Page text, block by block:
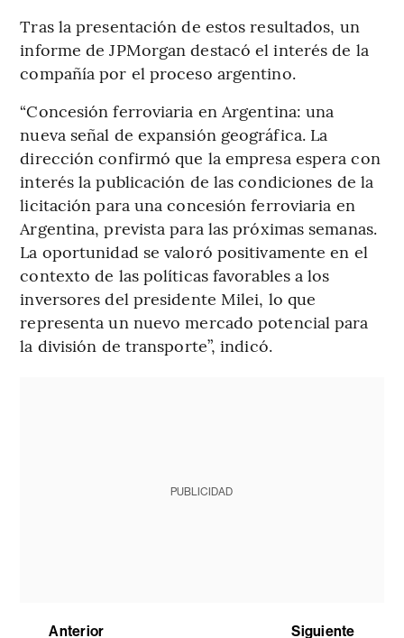
Tras la presentación de estos resultados, un
informe de JPMorgan destacó el interés de la
compañía por el proceso argentino.
“Concesión ferroviaria en Argentina: una
nueva señal de expansión geográfica. La
dirección confirmó que la empresa espera con
interés la publicación de las condiciones de la
licitación para una concesión ferroviaria en
Argentina, prevista para las próximas semanas.
La oportunidad se valoró positivamente en el
contexto de las políticas favorables a los
inversores del presidente Milei, lo que
representa un nuevo mercado potencial para
la división de transporte”, indicó.
PUBLICIDAD
Anterior Siguiente